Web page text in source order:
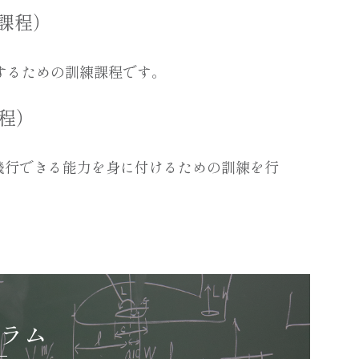
）
ための訓練課程です。
できる能力を身に付けるための訓練を行
ム